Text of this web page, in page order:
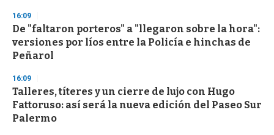
16:09
De "faltaron porteros" a "llegaron sobre la hora":
versiones por líos entre la Policía e hinchas de
Peñarol
16:09
Talleres, títeres y un cierre de lujo con Hugo
Fattoruso: así será la nueva edición del Paseo Sur
Palermo